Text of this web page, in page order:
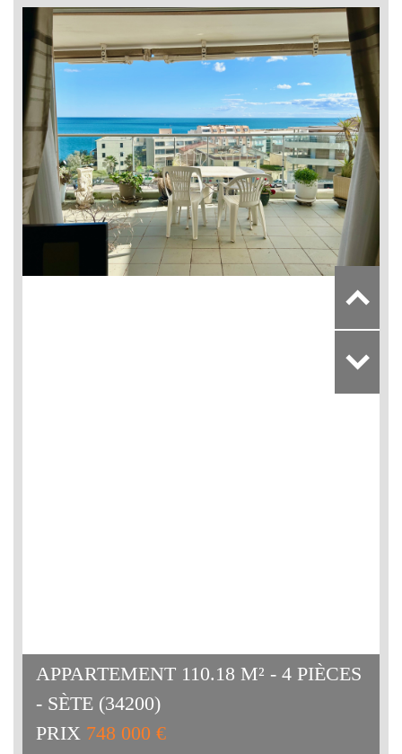
APPARTEMENT 110.18 M² - 4 PIÈCES
- SÈTE (34200)
PRIX 748 000 €